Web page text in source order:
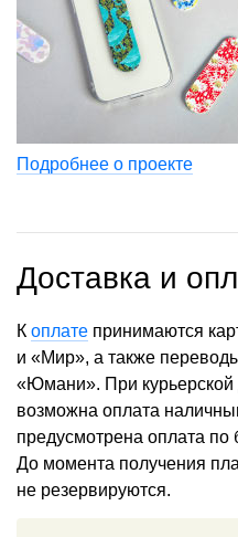
Подробнее о проекте
Доставка и
К оплате принимаются
и «Мир», а также
«Юмани». При курьерской
возможна оплата
предусмотрена оплата по
До момента получения
не резервируются.